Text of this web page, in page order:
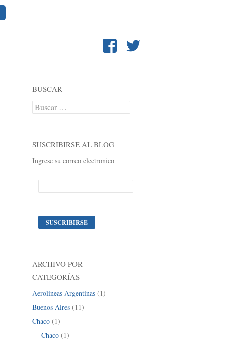
BUSCAR
Buscar:
SUSCRIBIRSE AL BLOG
Ingrese su correo electronico
ARCHIVO POR
CATEGORÍAS
Aerolíneas Argentinas(1)
Buenos Aires(11)
Chaco(1)
Chaco(1)